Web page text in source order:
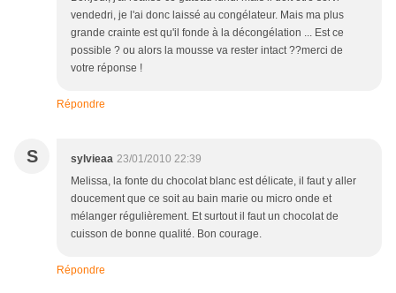
vendedri, je l'ai donc laissé au congélateur. Mais ma plus
grande crainte est qu'il fonde à la décongélation ... Est ce
possible ? ou alors la mousse va rester intact ??merci de
votre réponse !
Répondre
S sylvieaa 23/01/2010 22:39
Melissa, la fonte du chocolat blanc est délicate, il faut y aller
doucement que ce soit au bain marie ou micro onde et
mélanger régulièrement. Et surtout il faut un chocolat de
cuisson de bonne qualité. Bon courage.
Répondre